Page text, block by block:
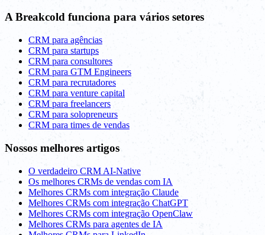
A Breakcold funciona para vários setores
CRM para agências
CRM para startups
CRM para consultores
CRM para GTM Engineers
CRM para recrutadores
CRM para venture capital
CRM para freelancers
CRM para solopreneurs
CRM para times de vendas
Nossos melhores artigos
O verdadeiro CRM AI-Native
Os melhores CRMs de vendas com IA
Melhores CRMs com integração Claude
Melhores CRMs com integração ChatGPT
Melhores CRMs com integração OpenClaw
Melhores CRMs para agentes de IA